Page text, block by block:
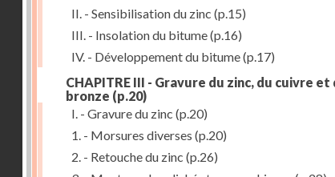
II. - Sensibilisation du zinc (p.15)
III. - Insolation du bitume(p.16)
IV. - Développement du bitume(p.17)
CHAPITRE III - Gravure du zinc, du cuivre et
bronze (p.20)
I. - Gravure du zinc (p.20)
1. - Morsures diverses (p.20)
2. - Retouche du zinc (p.26)